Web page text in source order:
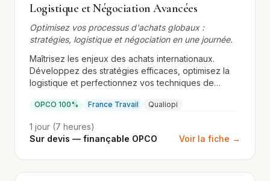
Logistique et Négociation Avancées
Optimisez vos processus d'achats globaux :
stratégies, logistique et négociation en une journée.
Maîtrisez les enjeux des achats internationaux.
Développez des stratégies efficaces, optimisez la
logistique et perfectionnez vos techniques de
OPCO 100% France Travail Qualiopi
1 jour (7 heures)
Sur devis — finançable OPCO
Voir la fiche →